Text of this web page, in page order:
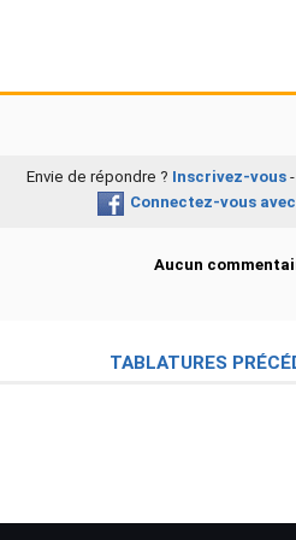
Envie de répondre ? Inscrivez-vous-
Connectez-vous
Aucun
TABLATURES